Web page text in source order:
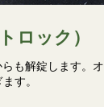
ロック）
も解錠します。オ
す。